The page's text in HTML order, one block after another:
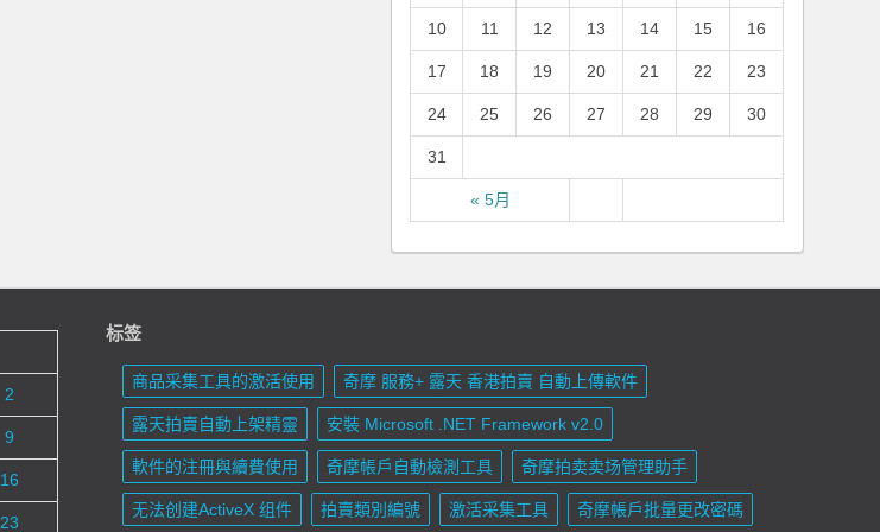
« 5月
10 11 12 13 14 15 16
17 18 19 20 21 22 23
24 25 26 27 28 29 30
31
2
9
16
23
标签
商品采集工具的激活使用 奇摩 服務+ 露天 香港拍賣 自動上傳軟件
露天拍賣自動上架精靈 安裝 Microsoft .NET Framework v2.0
軟件的注冊與續費使用 奇摩帳戶自動檢測工具 奇摩拍卖卖场管理助手
无法创建ActiveX 组件 拍賣類別編號 激活采集工具 奇摩帳戶批量更改密碼